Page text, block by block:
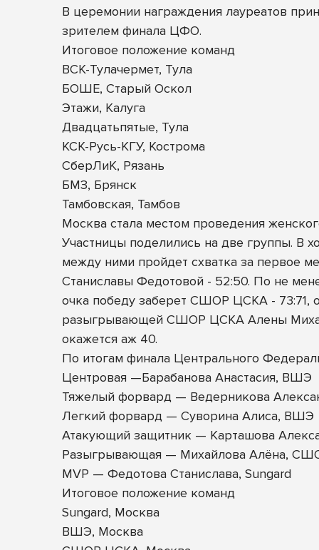
В церемонии награждения лауреатов
зрителем финала ЦФО.
Итоговое положение команд
ВСК-Тулачермет, Тула
БОШЕ, Старый Оскол
Этажи, Калуга
Двадцатьпятые, Тула
КСК-Русь-КГУ, Кострома
СберЛиК, Рязань
БМЗ, Брянск
Тамбовская, Тамбов
Москва стала местом проведения
Участницы поделились на две группы. В
между ними пройдет схватка за первое
Станиславы Федотовой - 52:50. По не
очка победу заберет СШОР ЦСКА - 73:71,
разыгрывающей СШОР ЦСКА Алены
окажется аж 40.
По итогам финала Центрального
Центровая —Барабанова Анастасия, ВШЭ
Тяжелый форвард — Ведерникова
Легкий форвард — Суворина Алиса, ВШЭ
Атакующий защитник — Карташова
Разыгрывающая — Михайлова Алёна,
MVP — Федотова Станислава, Sungard
Итоговое положение команд
Sungard, Москва
ВШЭ, Москва